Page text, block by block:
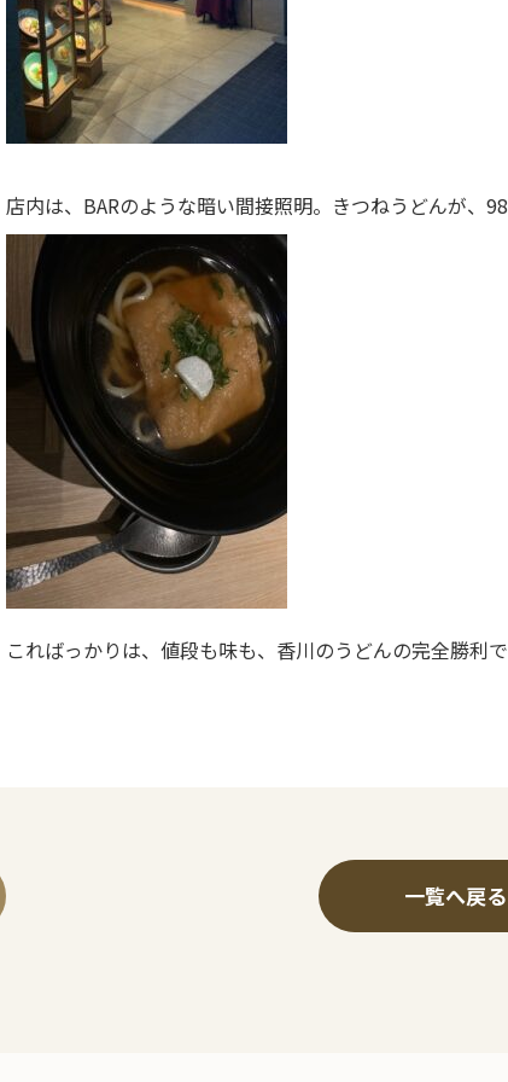
店内は、BARのような暗い間接照明。きつねうどんが、
こればっかりは、値段も味も、香川のうどんの完全勝利
一覧へ戻る